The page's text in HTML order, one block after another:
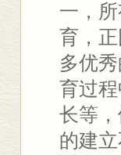
一，
育，
多优
育过
长等
的建